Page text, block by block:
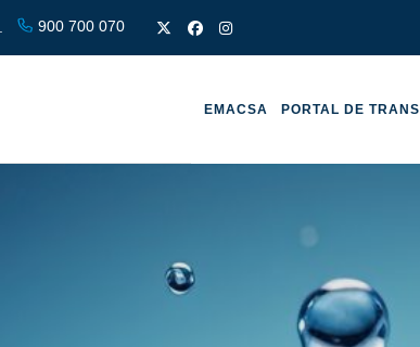
900 700 070
EMACSA PORTAL DE